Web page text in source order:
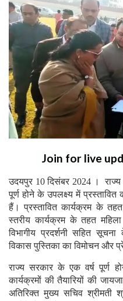
Join for live
उदयपुर 10 दिसंबर 2024 । राज्य
पूर्ण होने के उपलक्ष्य में प्रस्तावित
हैं। प्रस्तावित कार्यक्रम के
स्तरीय कार्यक्रम के तहत
विभागीय प्रदर्शनी सहित
विकास पुस्तिका का विमोचन और
राज्य सरकार के एक वर्ष पूर्ण
कार्यक्रमों की तैयारियों की
अतिरिक्त मुख्य सचिव श्रीमती